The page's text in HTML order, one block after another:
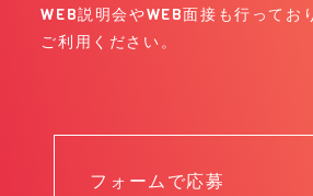
WEB説明会やWEB面接も行ってお
ご利用ください。
フォームで応募